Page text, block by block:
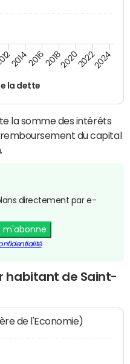
la dette
201420162018202020222024
la somme des intérêts
du capital
directement par e-
m'abonne
habitant de Saint-
de l'Economie)